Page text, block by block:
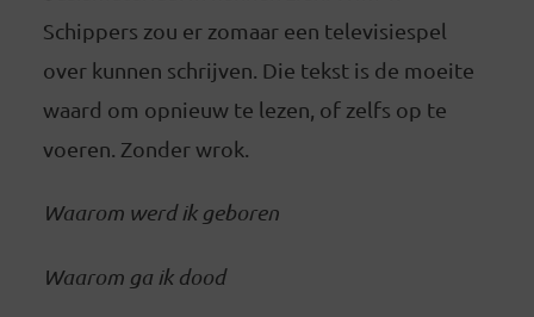
Schippers zou er zomaar een televisiespel
over kunnen schrijven. Die tekst is de moeite
waard om opnieuw te lezen, of zelfs op te
voeren. Zonder wrok.
Waarom werd ik geboren
Waarom ga ik dood